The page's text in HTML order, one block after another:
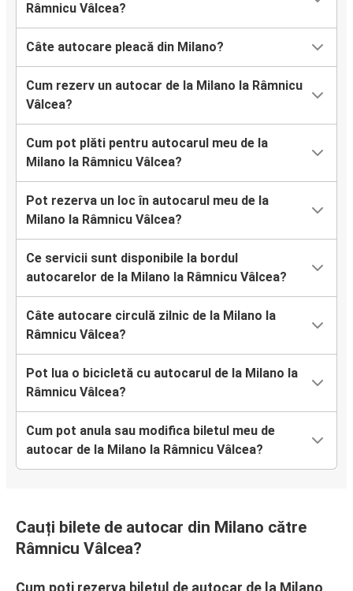
Râmnicu Vâlcea?
Câte autocare pleacă din Milano?
Cum rezerv un autocar de la Milano la Râmnicu
Vâlcea?
Cum pot plăti pentru autocarul meu de la
Milano la Râmnicu Vâlcea?
Pot rezerva un loc în autocarul meu de la
Milano la Râmnicu Vâlcea?
Ce servicii sunt disponibile la bordul
autocarelor de la Milano la Râmnicu Vâlcea?
Câte autocare circulă zilnic de la Milano la
Râmnicu Vâlcea?
Pot lua o bicicletă cu autocarul de la Milano la
Râmnicu Vâlcea?
Cum pot anula sau modifica biletul meu de
autocar de la Milano la Râmnicu Vâlcea?
Cauți bilete de autocar din Milano către
Râmnicu Vâlcea?